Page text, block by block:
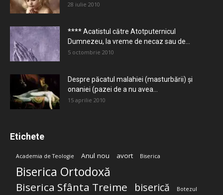
28 iulie 2010
**** Acatistul către Atotputernicul
Dumnezeu, la vreme de necaz sau de...
5 octombrie 2010
Despre păcatul malahiei (masturbării) şi
onaniei (pazei de a nu avea...
15 aprilie 2010
Etichete
Academia de Teologie Anul nou avort Biserica
Biserica Ortodoxă
Biserica Sfânta Treime biserică Botezul